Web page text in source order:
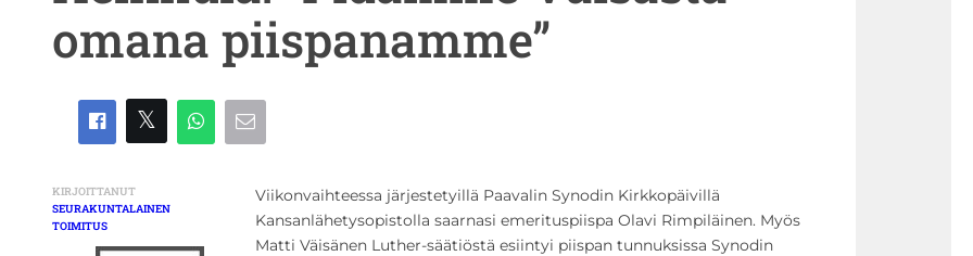
omana piispanamme”
KIRJOITTANUT
SEURAKUNTALAINEN
TOIMITUS
Viikonvaihteessa järjestetyillä Paavalin Synodin Kirkkopäivillä
Kansanlähetysopistolla saarnasi emerituspiispa Olavi Rimpiläinen. Myös
Matti Väisänen Luther-säätiöstä esiintyi piispan tunnuksissa Synodin